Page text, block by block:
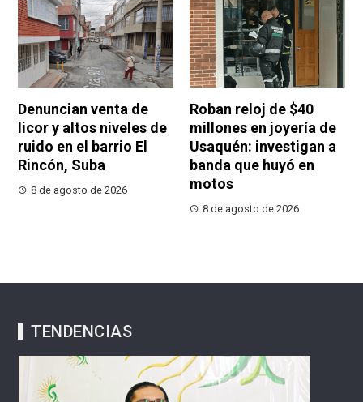
Denuncian venta de
licor y altos niveles de
ruido en el barrio El
Rincón, Suba
8 de agosto de 2026
Roban reloj de $40
millones en joyería de
Usaquén: investigan a
banda que huyó en
motos
8 de agosto de 2026
TENDENCIAS